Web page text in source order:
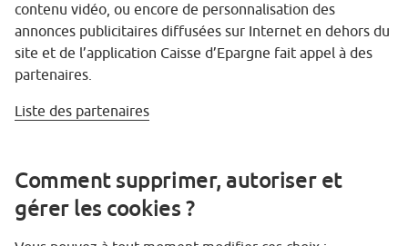
contenu vidéo, ou encore de personnalisation des
annonces publicitaires diffusées sur Internet en dehors du
site et de l’application Caisse d’Epargne fait appel à des
partenaires.
Liste des partenaires
Comment supprimer, autoriser et
gérer les cookies ?